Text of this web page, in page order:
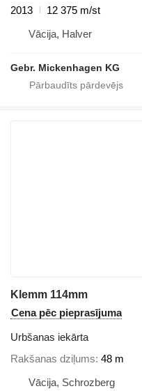
2013
12 375 m/st
Vācija, Halver
Gebr. Mickenhagen KG
Klemm 114mm
Cena pēc pieprasījuma
Urbšanas iekārta
Rakšanas dziļums 48 m
Vācija, Schrozberg